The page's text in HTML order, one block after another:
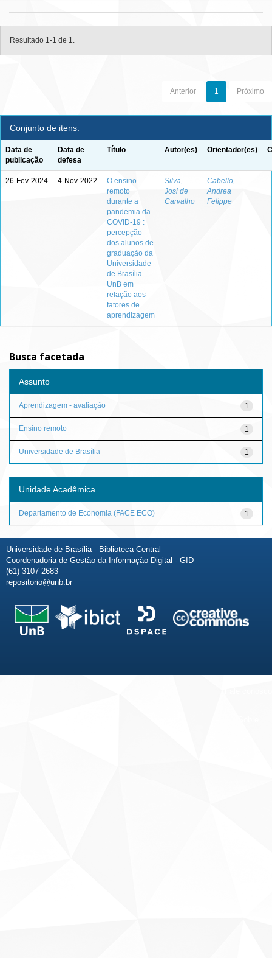
Resultado 1-1 de 1.
Anterior 1 Próximo
Conjunto de itens:
Data de
publicação
Data de
defesa
Título Autor(es) Orientador(es)
26-Fev-2024 4-Nov-2022
O ensino
remoto
durante a
pandemia da
COVID-19 :
percepção
dos alunos de
graduação da
Universidade
de Brasília -
UnB em
relação aos
fatores de
aprendizagem
Silva,
Josi de
Carvalho
Cabello,
Andrea
Felippe
-
Busca facetada
Assunto
1
Aprendizagem - avaliação
1
Ensino remoto
1
Universidade de Brasília
Unidade Acadêmica
1
Departamento de Economia (FACE ECO)
Universidade de Brasília - Biblioteca Central
Coordenadoria de Gestão da Informação Digital - GID
(61) 3107-2683
repositorio@unb.br